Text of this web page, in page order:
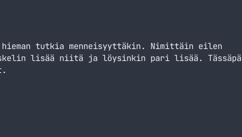
tutkia menneisyyttäkin. Nimittäin eilen
lisää niitä ja löysinkin pari lisää. Tässäpä